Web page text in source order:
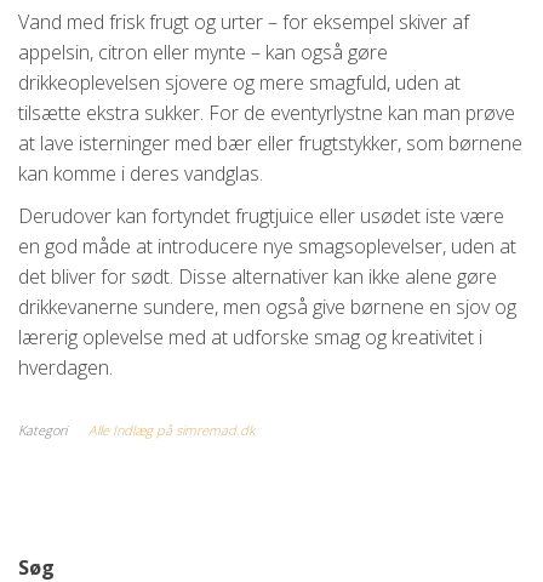
Vand med frisk frugt og urter – for eksempel skiver af
appelsin, citron eller mynte – kan også gøre
drikkeoplevelsen sjovere og mere smagfuld, uden at
tilsætte ekstra sukker. For de eventyrlystne kan man prøve
at lave isterninger med bær eller frugtstykker, som børnene
kan komme i deres vandglas.
Derudover kan fortyndet frugtjuice eller usødet iste være
en god måde at introducere nye smagsoplevelser, uden at
det bliver for sødt. Disse alternativer kan ikke alene gøre
drikkevanerne sundere, men også give børnene en sjov og
lærerig oplevelse med at udforske smag og kreativitet i
hverdagen.
Kategori Alle Indlæg på simremad.dk
Søg